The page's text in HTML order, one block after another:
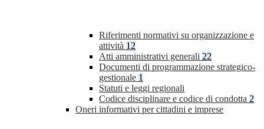
Riferimenti normativi su organizzazione e
attività 12
Atti amministrativi generali 22
Documenti di programmazione strategico-
gestionale 1
Statuti e leggi regionali
Codice disciplinare e codice di condotta 2
Oneri informativi per cittadini e imprese